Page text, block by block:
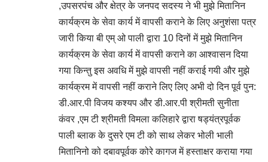
,उपसरपंच और क्षेत्र के जनपद सदस्य ने भी मुझे मितानिन
कार्यक्रम के सेवा कार्य में वापसी कराने के लिए अनुशंसा पत्र
जारी किया बी एम् ओ पाली द्वारा 10 दिनों में मुझे मितानिन
कार्यक्रम के सेवा कार्य में वापसी कराने का आश्वासन दिया
गया किन्तु इस अवधि में मुझे वापसी नहीं कराई गयी और मुझे
कार्यक्रम में वापसी नहीं कराने लिए लिए अभी दो दिन पूर्व पुन:
डी.आर.पी विजय कश्यप और डी.आर.पी श्रीमती सुनीता
कंवर ,एम टी श्रीमती विमला कलिहारे द्वारा षड्यंत्रपूर्वक
पाली ब्लाक के दुसरे एम टी को साथ लेकर भोली भाली
मितानिनो को दबावपूर्वक कोरे कागज में हस्ताक्षर कराया गया